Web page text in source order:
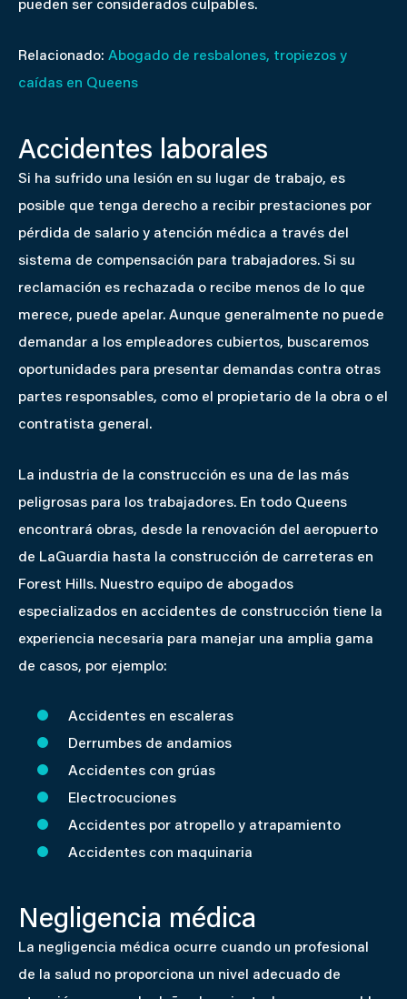
pueden ser considerados culpables.
Relacionado: Abogado de resbalones, tropiezos y
caídas en Queens
Accidentes laborales
Si ha sufrido una lesión en su lugar de trabajo, es
posible que tenga derecho a recibir prestaciones por
pérdida de salario y atención médica a través del
sistema de compensación para trabajadores. Si su
reclamación es rechazada o recibe menos de lo que
merece, puede apelar. Aunque generalmente no puede
demandar a los empleadores cubiertos, buscaremos
oportunidades para presentar demandas contra otras
partes responsables, como el propietario de la obra o el
contratista general.
La industria de la construcción es una de las más
peligrosas para los trabajadores. En todo Queens
encontrará obras, desde la renovación del aeropuerto
de LaGuardia hasta la construcción de carreteras en
Forest Hills. Nuestro equipo de abogados
especializados en accidentes de construcción tiene la
experiencia necesaria para manejar una amplia gama
de casos, por ejemplo:
Accidentes en escaleras
Derrumbes de andamios
Accidentes con grúas
Electrocuciones
Accidentes por atropello y atrapamiento
Accidentes con maquinaria
Negligencia médica
La negligencia médica ocurre cuando un profesional
de la salud no proporciona un nivel adecuado de